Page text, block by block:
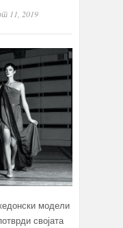
11, 2019
модели
својата